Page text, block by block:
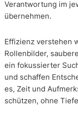
Verantwortung im
übernehmen.
Effizienz verstehen
Rollenbilder,
ein fokussierter
und schaffen
es, Zeit und
schützen, ohne